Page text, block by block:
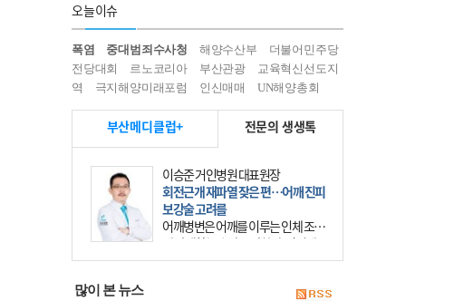
오늘이슈
폭염 중대범죄수사청 해양수산부
더불어민주당
전당대회
르노코리아 부산관광
교육혁신선도지
역
극지해양미래포럼 인신매매 UN해양총회
부산메디클럽+ 전문의 생생톡
이승준 거인병원 대표원장
회전근개 재파열 잦은 편…어깨 진피
보강술 고려를
어깨병변은 어깨를 이루는 인체 조직
에 발생하는 손상을 말한다. 여기에
는 오십견과 회전근개 증후군, 어깨
많이 본 뉴스